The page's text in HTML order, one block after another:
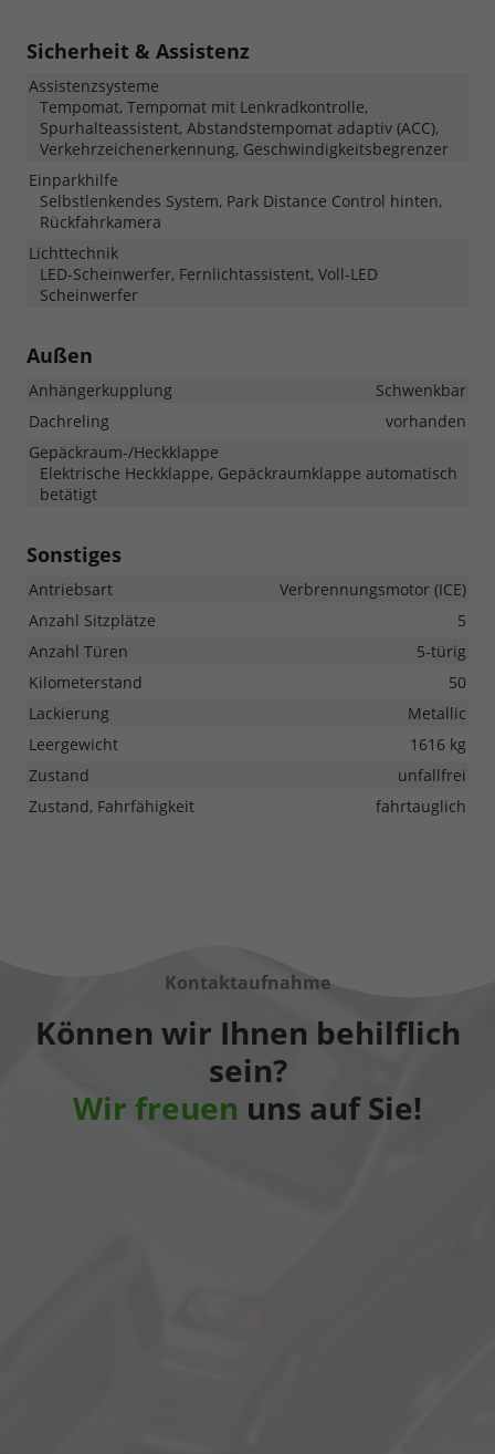
Sicherheit & Assistenz
Assistenzsysteme
Tempomat, Tempomat mit Lenkradkontrolle,
Spurhalteassistent, Abstandstempomat adaptiv (ACC),
Verkehrzeichenerkennung, Geschwindigkeitsbegrenzer
Einparkhilfe
Selbstlenkendes System, Park Distance Control hinten,
Rückfahrkamera
Lichttechnik
LED-Scheinwerfer, Fernlichtassistent, Voll-LED
Scheinwerfer
Außen
Anhängerkupplung
Schwenkbar
Dachreling
vorhanden
Gepäckraum-/Heckklappe
Elektrische Heckklappe, Gepäckraumklappe automatisch
betätigt
Sonstiges
Antriebsart
Verbrennungsmotor (ICE)
Anzahl Sitzplätze
5
Anzahl Türen
5-türig
Kilometerstand
50
Lackierung
Metallic
Leergewicht
1616 kg
Zustand
unfallfrei
Zustand, Fahrfähigkeit
fahrtauglich
Kontaktaufnahme
Können wir Ihnen behilflich
sein?
Wir freuen uns auf Sie!